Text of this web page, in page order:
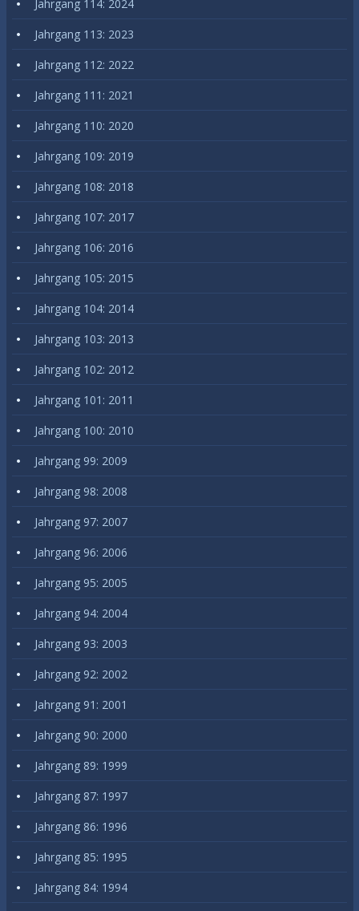
Jahrgang 114: 2024
Jahrgang 113: 2023
Jahrgang 112: 2022
Jahrgang 111: 2021
Jahrgang 110: 2020
Jahrgang 109: 2019
Jahrgang 108: 2018
Jahrgang 107: 2017
Jahrgang 106: 2016
Jahrgang 105: 2015
Jahrgang 104: 2014
Jahrgang 103: 2013
Jahrgang 102: 2012
Jahrgang 101: 2011
Jahrgang 100: 2010
Jahrgang 99: 2009
Jahrgang 98: 2008
Jahrgang 97: 2007
Jahrgang 96: 2006
Jahrgang 95: 2005
Jahrgang 94: 2004
Jahrgang 93: 2003
Jahrgang 92: 2002
Jahrgang 91: 2001
Jahrgang 90: 2000
Jahrgang 89: 1999
Jahrgang 87: 1997
Jahrgang 86: 1996
Jahrgang 85: 1995
Jahrgang 84: 1994